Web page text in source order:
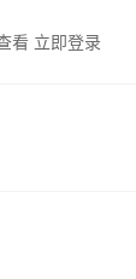
看 立即登录